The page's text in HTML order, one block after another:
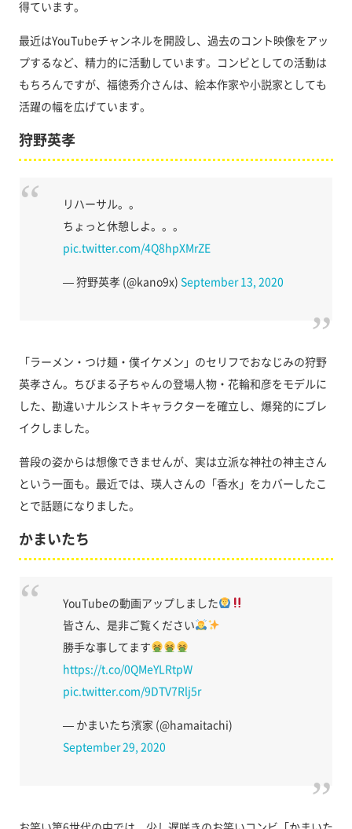
得ています。
最近はYouTubeチャンネルを開設し、過去のコント映像をアッ
プするなど、精力的に活動しています。コンビとしての活動は
もちろんですが、福徳秀介さんは、絵本作家や小説家としても
活躍の幅を広げています。
狩野英孝
リハーサル。。
ちょっと休憩しよ。。。
pic.twitter.com/4Q8hpXMrZE
— 狩野英孝 (@kano9x) September 13, 2020
「ラーメン・つけ麺・僕イケメン」のセリフでおなじみの狩野
英孝さん。ちびまる子ちゃんの登場人物・花輪和彦をモデルに
した、勘違いナルシストキャラクターを確立し、爆発的にブレ
イクしました。
普段の姿からは想像できませんが、実は立派な神社の神主さん
という一面も。最近では、瑛人さんの「香水」をカバーしたこ
とで話題になりました。
かまいたち
YouTubeの動画アップしました
皆さん、是非ご覧ください
勝手な事してます
https://t.co/0QMeYLRtpW
pic.twitter.com/9DTV7Rlj5r
— かまいたち濱家 (@hamaitachi)
September 29, 2020